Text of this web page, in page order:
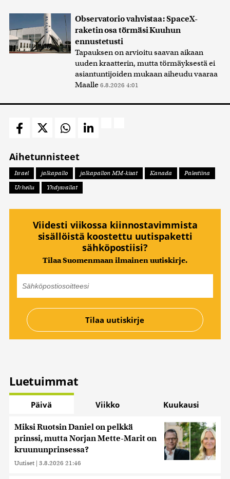
Observatorio vahvistaa: SpaceX-
raketin osa törmäsi Kuuhun
ennustetusti
Tapauksen on arvioitu saavan aikaan
uuden kraatterin, mutta törmäyksestä ei
asiantuntijoiden mukaan aiheudu vaaraa
Maalle 6.8.2026 4:01
Aihetunnisteet
Israel jalkapallo jalkapallon MM-kisat Kanada
Palestiina
Urheilu
Yhdysvallat
Viidesti viikossa kiinnostavimmista
sisällöistä koostettu uutispaketti
sähköpostiisi?
Tilaa Suomenmaan ilmainen uutiskirje.
Luetuimmat
Päivä Viikko Kuukausi
Miksi Ruotsin Daniel on pelkkä
prinssi, mutta Norjan Mette-Marit on
kruununprinsessa?
Uutiset | 3.8.2026 21:46